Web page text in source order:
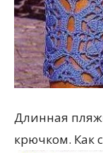
Длинная
крючком. Как